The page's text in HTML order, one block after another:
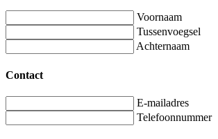
Voornaam
Tussenvoegsel
Achternaam
Contact
E-mailadres
Telefoonnummer